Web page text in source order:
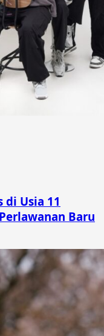
di Usia 11
Baru